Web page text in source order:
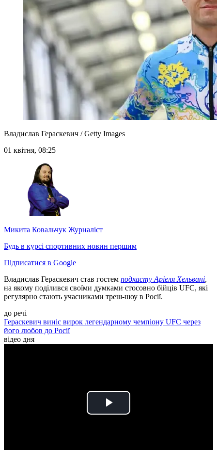
Владислав Гераскевич / Getty Images
01 квітня, 08:25
Микита Ковальчук Журналіст
Будь в курсі спортивних новин першим
Підписатися в Google
Владислав Гераскевич став гостем подкасту Аріеля Хельвані,
на якому поділився своїми думками стосовно бійців UFC, які
регулярно стають учасниками треш-шоу в Росії.
до речі
Гераскевич виніс вирок легендарному чемпіону UFC через
його любов до Росії
відео дня
Play